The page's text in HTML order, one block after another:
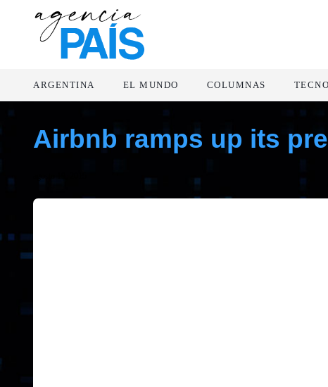
ARGENTINA EL MUNDO COLUMNAS
Airbnb ramps up its